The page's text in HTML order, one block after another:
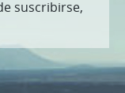
suscribirse,